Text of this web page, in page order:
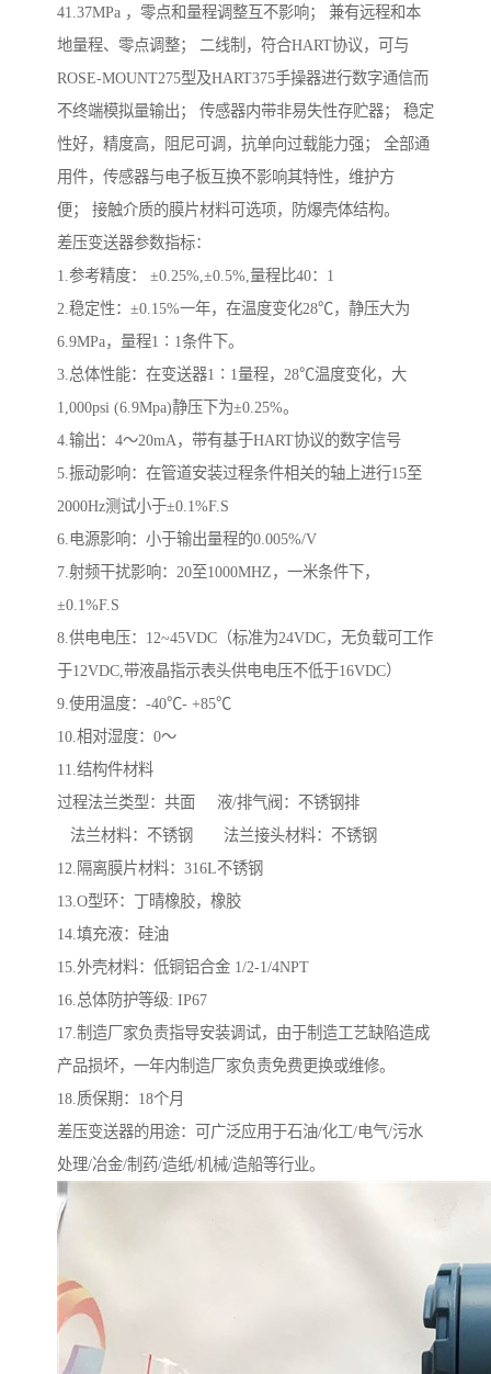
41.37MPa ，零点和量程调整互不影响； 兼有远程和本
地量程、零点调整； 二线制，符合HART协议，可与
ROSE-MOUNT275型及HART375手操器进行数字通信而
不终端模拟量输出； 传感器内带非易失性存贮器； 稳定
性好，精度高，阻尼可调，抗单向过载能力强； 全部通
用件，传感器与电子板互换不影响其特性，维护方
便； 接触介质的膜片材料可选项，防爆壳体结构。
差压变送器参数指标：
1.参考精度： ±0.25%,±0.5%,量程比40：1
2.稳定性：±0.15%一年，在温度变化28℃，静压大为
6.9MPa，量程1∶1条件下。
3.总体性能：在变送器1∶1量程，28℃温度变化，大
1,000psi (6.9Mpa)静压下为±0.25%。
4.输出：4～20mA，带有基于HART协议的数字信号
5.振动影响：在管道安装过程条件相关的轴上进行15至
2000Hz测试小于±0.1%F.S
6.电源影响：小于输出量程的0.005%/V
7.射频干扰影响：20至1000MHZ，一米条件下，
±0.1%F.S
8.供电电压：12~45VDC（标准为24VDC，无负载可工作
于12VDC,带液晶指示表头供电电压不低于16VDC）
9.使用温度：-40℃- +85℃
10.相对湿度：0～
11.结构件材料
过程法兰类型：共面 液/排气阀：不锈钢排
法兰材料：不锈钢 法兰接头材料：不锈钢
12.隔离膜片材料：316L不锈钢
13.O型环：丁晴橡胶，橡胶
14.填充液：硅油
15.外壳材料：低铜铝合金 1/2-1/4NPT
16.总体防护等级: IP67
17.制造厂家负责指导安装调试，由于制造工艺缺陷造成
产品损坏，一年内制造厂家负责免费更换或维修。
18.质保期：18个月
差压变送器的用途：可广泛应用于石油/化工/电气/污水
处理/冶金/制药/造纸/机械/造船等行业。